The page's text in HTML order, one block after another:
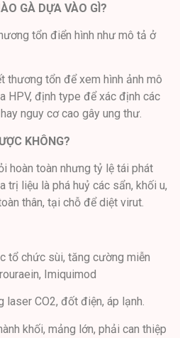
GÀ DỰA VÀO GÌ?
tổn điển hình như mô tả ở
thương tổn để xem hình ảnh mô
HPV, định type để xác định các
nguy cơ cao gây ung thư.
KHÔNG?
hoàn toàn nhưng tỷ lệ tái phát
trị liệu là phá huỷ các sẩn, khối u,
thân, tại chỗ để diệt virut.
tổ chức sùi, tăng cường miễn
Imiquimod
CO2, đốt điện, áp lạnh.
khối, mảng lớn, phải can thiệp